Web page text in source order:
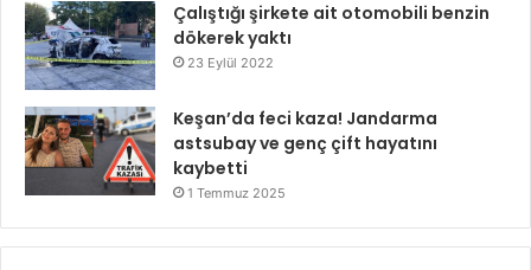
Çalıştığı şirkete ait otomobili benzin
dökerek yaktı
23 Eylül 2022
Keşan’da feci kaza! Jandarma
astsubay ve genç çift hayatını
kaybetti
1 Temmuz 2025